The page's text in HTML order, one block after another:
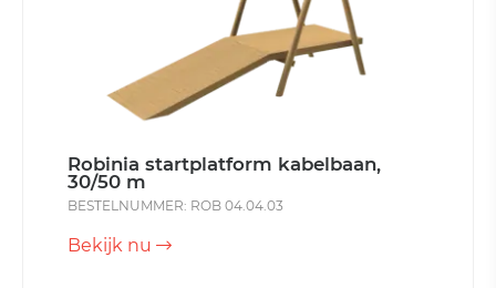
Robinia startplatform kabelbaan,
30/50 m
BESTELNUMMER: ROB 04.04.03
Bekijk nu